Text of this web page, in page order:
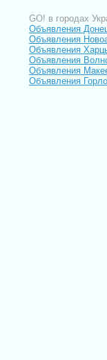
GO! в городах
Объявления
Объявления
Объявления
Объявления
Объявления
Объявления